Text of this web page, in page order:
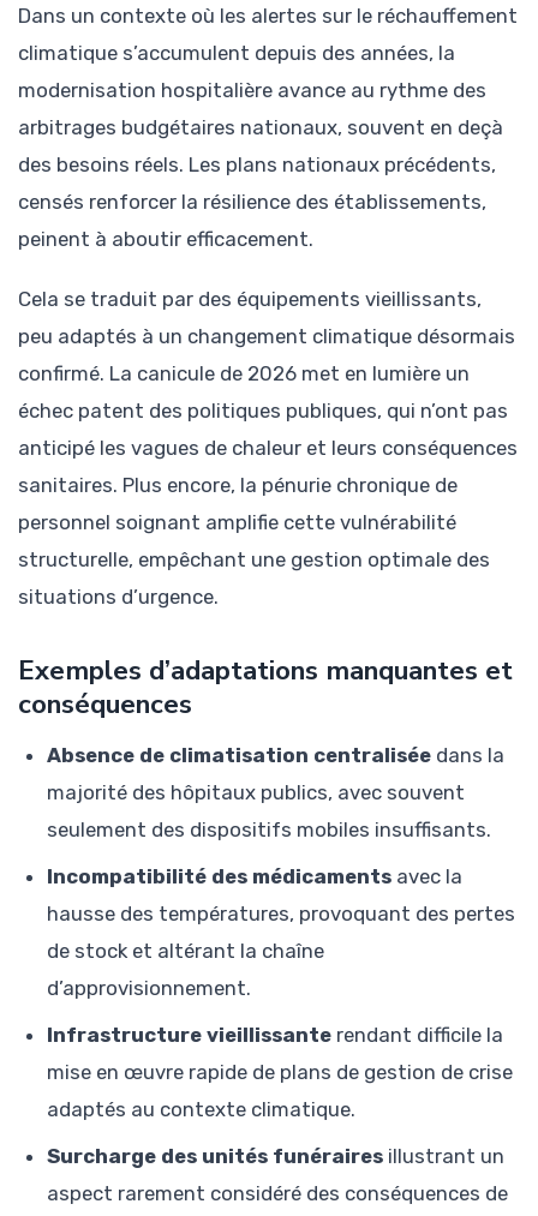
Dans un contexte où les alertes sur le réchauffement
climatique s’accumulent depuis des années, la
modernisation hospitalière avance au rythme des
arbitrages budgétaires nationaux, souvent en deçà
des besoins réels. Les plans nationaux précédents,
censés renforcer la résilience des établissements,
peinent à aboutir efficacement.
Cela se traduit par des équipements vieillissants,
peu adaptés à un changement climatique désormais
confirmé. La canicule de 2026 met en lumière un
échec patent des politiques publiques, qui n’ont pas
anticipé les vagues de chaleur et leurs conséquences
sanitaires. Plus encore, la pénurie chronique de
personnel soignant amplifie cette vulnérabilité
structurelle, empêchant une gestion optimale des
situations d’urgence.
Exemples d’adaptations manquantes et
conséquences
Absence de climatisation centralisée dans la
majorité des hôpitaux publics, avec souvent
seulement des dispositifs mobiles insuffisants.
Incompatibilité des médicaments avec la
hausse des températures, provoquant des pertes
de stock et altérant la chaîne
d’approvisionnement.
Infrastructure vieillissante rendant difficile la
mise en œuvre rapide de plans de gestion de crise
adaptés au contexte climatique.
Surcharge des unités funéraires illustrant un
aspect rarement considéré des conséquences de